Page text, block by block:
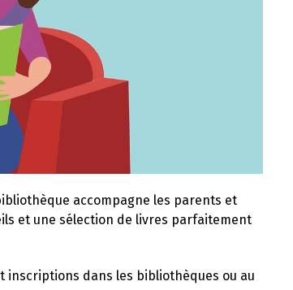
accompagne les parents et
et une sélection de livres parfaitement
inscriptions dans les bibliothèques ou au